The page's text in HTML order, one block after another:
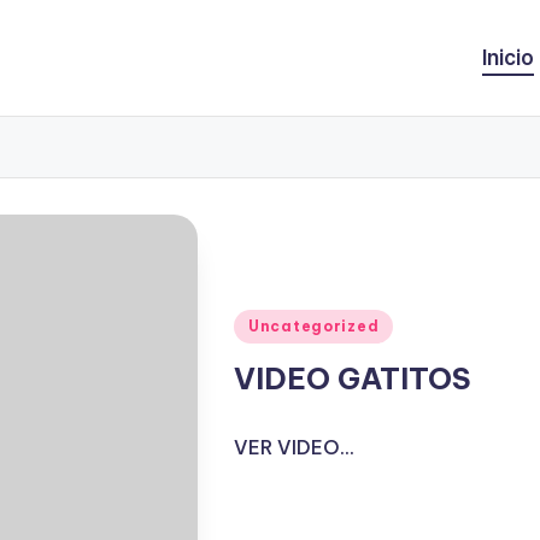
Inicio
Publicado
Uncategorized
VIDEO GATITOS
VER VIDEO...